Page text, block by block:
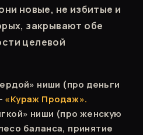
новые, не избитые и
закрывают обе
целевой
ниши (про деньги
«Кураж Продаж».
ниши (про женскую
баланса, принятие